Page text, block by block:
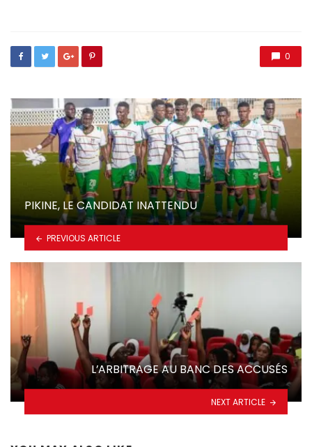
0
PIKINE, LE CANDIDAT INATTENDU
PREVIOUS ARTICLE
L’ARBITRAGE AU BANC DES ACCUSÉS
NEXT ARTICLE